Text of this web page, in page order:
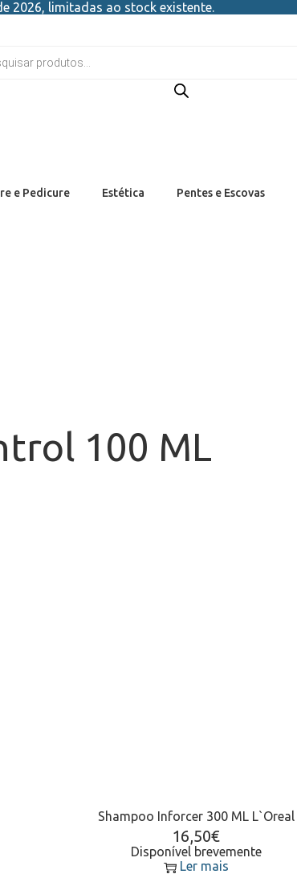
2026, limitadas ao stock existente.
e Pedicure Estética Pentes e Escovas
100 ML
Shampoo Inforcer 300 ML L`Oreal
16,50€
Disponível brevemente
Ler mais